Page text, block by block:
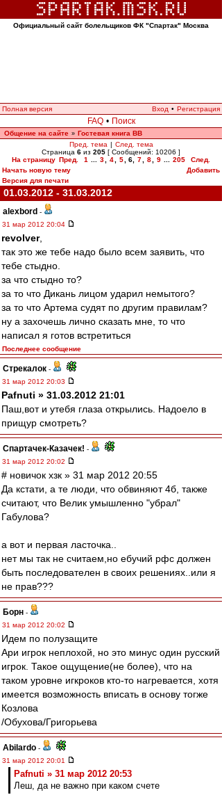
Официальный сайт болельщиков ФК "Спартак" Москва
Полная версия Вход • Регистрация
FAQ • Поиск
Общение на сайте » Гостевая книга ВВ
Пред. тема | След. тема
Страница 6 из 205 [ Сообщений: 10206 ]
На страницу Пред. 1 3 4 5 6 7 8 9 205
След.
Начать новую тему
Добавить
Версия для печати
01.03.2012 - 31.03.2012
alexbord -
31 мар 2012 20:04
revolver,
так это же тебе надо было всем заявить, что
тебе стыдно.
за что стыдно то?
за то что Дикань лицом ударил немытого?
за то что Артема судят по другим правилам?
ну а захочешь лично сказать мне, то что
написал я готов встретиться
Последнее сообщение
Стрекалок -
31 мар 2012 20:03
Pafnuti » 31.03.2012 21:01
Паш,вот и утебя глаза открылись. Надоело в
прищур смотреть?
Спартачек-Казачек! -
31 мар 2012 20:02
# новичок хзк » 31 мар 2012 20:55
Да кстати, а те люди, что обвиняют 4б, также
считают, что Велик умышленно "убрал"
Габулова?
а вот и первая ласточка..
нет мы так не считаем,но ебучий рфс должен
быть последователен в своих решениях..или я
не прав???
Борн -
31 мар 2012 20:02
Идем по полузащите
Ари игрок неплохой, но это минус один русский
игрок. Такое ощущение(не более), что на
таком уровне игкроков кто-то нагревается, хотя
имеется возможность вписать в основу тогже
Козлова
/Обухова/Григорьева
Abilardo -
31 мар 2012 20:01
Pafnuti » 31 мар 2012 20:53
Леш, да не важно при каком счете